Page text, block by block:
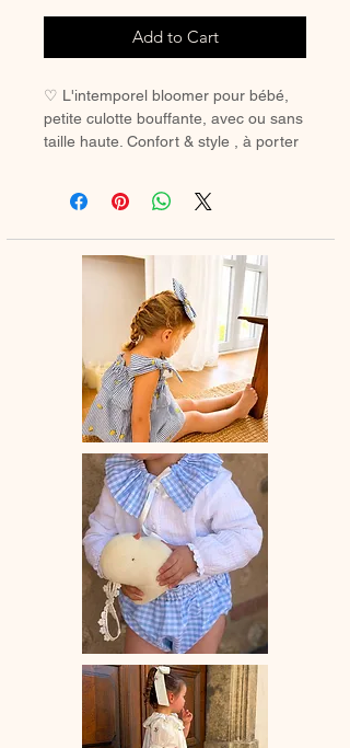
Add to Cart
♡ L'intemporel bloomer pour bébé,
petite culotte bouffante, avec ou sans
taille haute. Confort & style , à porter
♡ Petit Bloomer entièrement réalisé à
♡ Le délai de fabrication est de 7 à
28 jours ouvrés selon les commandes
♡ Lavage à la main ou en machine
30° max, couleurs similaires, cycle
délicat. Ne pas utilser de sèche-linge.